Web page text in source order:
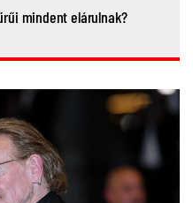
mindent elárulnak?